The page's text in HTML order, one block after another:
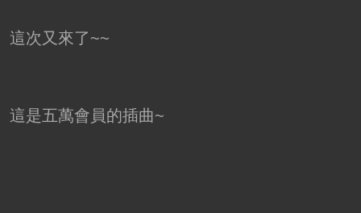
這次又來了~~
這是五萬會員的插曲~